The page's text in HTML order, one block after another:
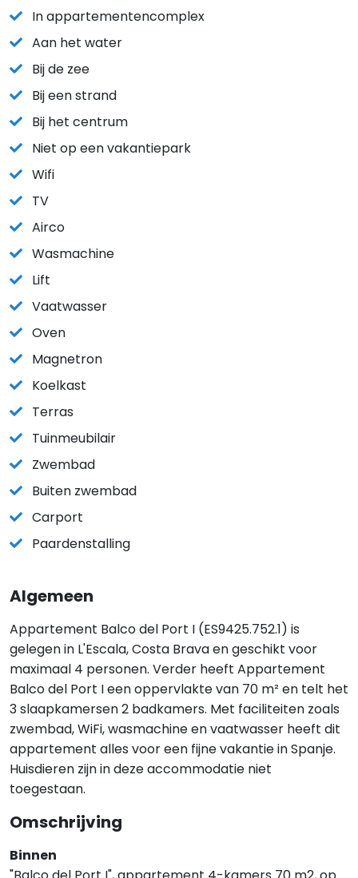
In appartementencomplex
Aan het water
Bij de zee
Bij een strand
Bij het centrum
Niet op een vakantiepark
Wifi
TV
Airco
Wasmachine
Lift
Vaatwasser
Oven
Magnetron
Koelkast
Terras
Tuinmeubilair
Zwembad
Buiten zwembad
Carport
Paardenstalling
Algemeen
Appartement Balco del Port I (ES9425.752.1) is
gelegen in L'Escala, Costa Brava en geschikt voor
maximaal 4 personen. Verder heeft Appartement
Balco del Port I een oppervlakte van 70 m² en telt het
3 slaapkamersen 2 badkamers. Met faciliteiten zoals
zwembad, WiFi, wasmachine en vaatwasser heeft dit
appartement alles voor een fijne vakantie in Spanje.
Huisdieren zijn in deze accommodatie niet
toegestaan.
Omschrijving
Binnen